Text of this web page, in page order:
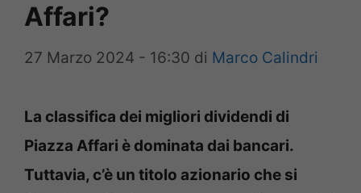
Affari?
27 Marzo 2024 - 16:30 di Marco Calindri
La classifica dei migliori dividendi di
Piazza Affari è dominata dai bancari.
Tuttavia, c’è un titolo azionario che si